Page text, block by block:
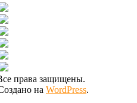
права защищены.
на WordPress.